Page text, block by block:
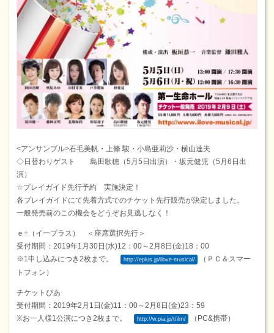
<アンサンブル>石毛美帆・上條 駿・小島亜莉沙・横山達夫
◇日替わりゲスト 島田歌穂（5月5日出演）・坂元健児（5月6日出
演）
☆プレイガイド先行予約 実施決定！
各プレイガイドにて先着方式でのチケット先行販売が決定しました。
一般発売前のこの機会をどうぞお見逃しなく！
ｅ+（イープラス） ＜座席選択先行＞
受付期間：2019年1月30日(水)12：00～2月8日(金)18：00
※1申し込みにつき2枚まで。
http://eplus.jp/ilove-musical/
（ＰＣ＆スマー
トフォン）
チケットぴあ
受付期間：2019年2月1日(金)11：00～2月8日(金)23：59
※お一人様1公演につき2枚まで。
http://w.pia.jp/t/ilm/ （PC&携帯）